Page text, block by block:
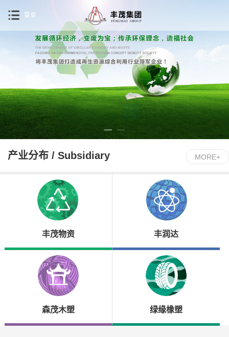
菜单
MORE+
产业分布 / Subsidiary
丰茂物资 丰润达
森茂木塑 绿缘橡塑